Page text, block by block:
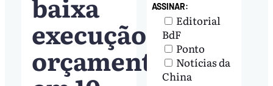
execução
orçamentária
ASSINAR:
Editorial
BdF
Ponto
Notícias da
China